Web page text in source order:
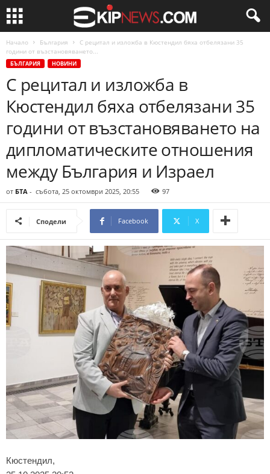
Начало България
С рецитал и изложба в Кюстендил бяха отбелязани 35
години от възстановяването...
БЪЛГАРИЯ НОВИНИ
С рецитал и изложба в
Кюстендил бяха отбелязани 35
години от възстановяването на
дипломатическите отношения
между България и Израел
от БТА - събота, 25 октомври 2025, 20:55 97
Сподели Facebook X
Кюстендил,